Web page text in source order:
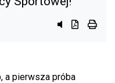
Przycisk
Przycisk
a pierwsza próba